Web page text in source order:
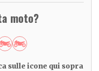
moto?
sulle icone qui sopra